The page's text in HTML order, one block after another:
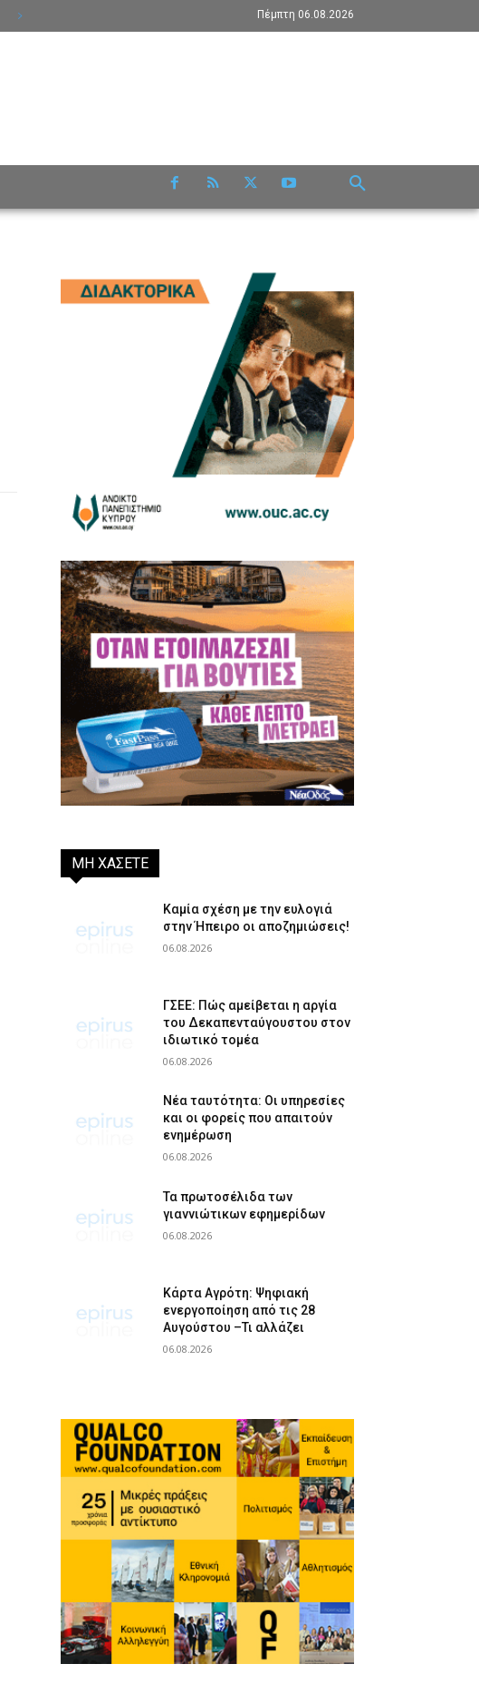
Πέμπτη 06.08.2026
ΜΗ ΧΑΣΕΤΕ
Καμία σχέση με την ευλογιά
στην Ήπειρο οι αποζημιώσεις!
06.08.2026
ΓΣΕΕ: Πώς αμείβεται η αργία
του Δεκαπενταύγουστου στον
ιδιωτικό τομέα
06.08.2026
Νέα ταυτότητα: Οι υπηρεσίες
και οι φορείς που απαιτούν
ενημέρωση
06.08.2026
Τα πρωτοσέλιδα των
γιαννιώτικων εφημερίδων
06.08.2026
Κάρτα Αγρότη: Ψηφιακή
ενεργοποίηση από τις 28
Αυγούστου –Τι αλλάζει
06.08.2026